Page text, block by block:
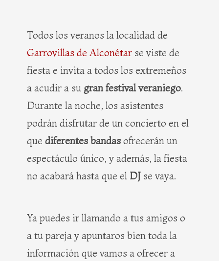
Todos los veranos la localidad de
Garrovillas de Alconétar se viste de
fiesta e invita a todos los extremeños
a acudir a su gran festival veraniego.
Durante la noche, los asistentes
podrán disfrutar de un concierto en el
que diferentes bandas ofrecerán un
espectáculo único, y además, la fiesta
no acabará hasta que el DJ se vaya.
Ya puedes ir llamando a tus amigos o
a tu pareja y apuntaros bien toda la
información que vamos a ofrecer a